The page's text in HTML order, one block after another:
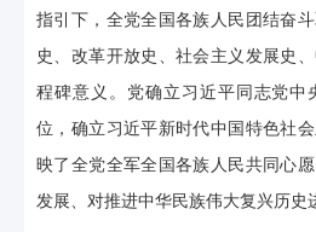
指引下，全党全国各族人民团结奋
史、改革开放史、社会主义发展史
程碑意义。党确立习近平同志党中
位，确立习近平新时代中国特色社
映了全党全军全国各族人民共同心
发展、对推进中华民族伟大复兴历史